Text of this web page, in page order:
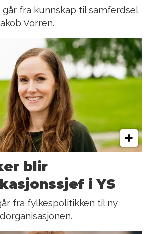
går fra kunnskap til samferdsel
Vorren.
blir
i YS
fra fylkespolitikken til ny